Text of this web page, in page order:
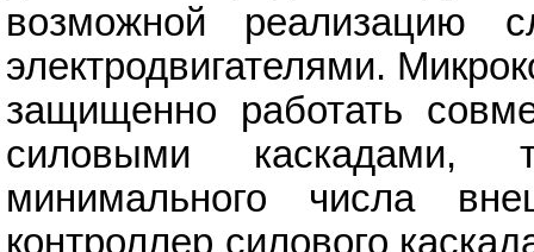
возможной реализацию
электродвигателями.
защищенно работать
силовыми каскадами,
минимального числа
контроллер силового